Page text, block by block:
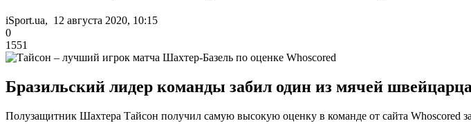
iSport.ua, 12 августа 2020, 10:15
0
1551
Бразильский лидер команды забил один из мячей
Полузащитник Шахтера Тайсон получил самую высокую оценку в команде от сайта Whoscored